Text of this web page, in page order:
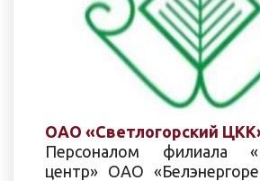
ОАО «Светлогорский
Персоналом филиала
центр» OAO